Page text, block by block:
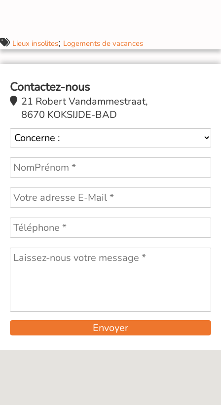
Lieux insolites; Logements de vacances
Contactez-nous
21 Robert Vandammestraat,
8670 KOKSIJDE-BAD
Envoyer